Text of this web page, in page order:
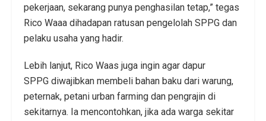
pekerjaan, sekarang punya penghasilan tetap,” tegas
Rico Waaa dihadapan ratusan pengelolah SPPG dan
pelaku usaha yang hadir.
Lebih lanjut, Rico Waas juga ingin agar dapur
SPPG diwajibkan membeli bahan baku dari warung,
peternak, petani urban farming dan pengrajin di
sekitarnya. Ia mencontohkan, jika ada warga sekitar